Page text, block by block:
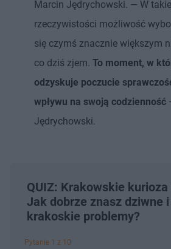
Marcin Jędrychowski. — W
rzeczywistości możliwość
się czymś znacznie większym
co dziś zjem. To moment, w
odzyskuje poczucie
wpływu na swoją codzienność
Jędrychowski.
QUIZ: Krakowskie
Jak dobrze znasz dziwne
krakoskie problemy?
Pytanie 1 z 10